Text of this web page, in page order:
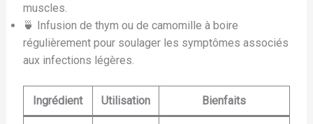
muscles.
🍵 Infusion de thym ou de camomille à boire
régulièrement pour soulager les symptômes associés
aux infections légères.
Ingrédient Utilisation Bienfaits